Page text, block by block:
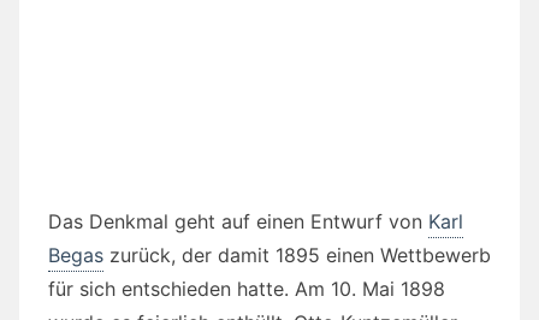
Das Denkmal geht auf einen Entwurf von Karl
Begas zurück, der damit 1895 einen Wettbewerb
für sich entschieden hatte. Am 10. Mai 1898